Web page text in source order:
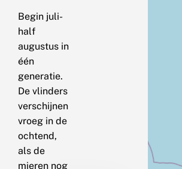
Begin juli-
half
augustus in
één
generatie.
De vlinders
verschijnen
vroeg in de
ochtend,
als de
mieren nog